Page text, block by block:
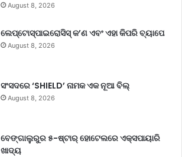
August 8, 2026
ଲେପ୍ଟୋସ୍ପାଇରୋସିସ୍ କ’ଣ ଏବଂ ଏହା କିପରି ବ୍ୟାପେ
August 8, 2026
ସଂସଦରେ ‘SHIELD’ ନାମକ ଏକ ନୂଆ ବିଲ୍
August 8, 2026
ବେଙ୍ଗାଲୁରୁର ୫-ଷ୍ଟାର୍ ହୋଟେଲରେ ଏକ୍ସପାୟାରି
ଖାଦ୍ୟ